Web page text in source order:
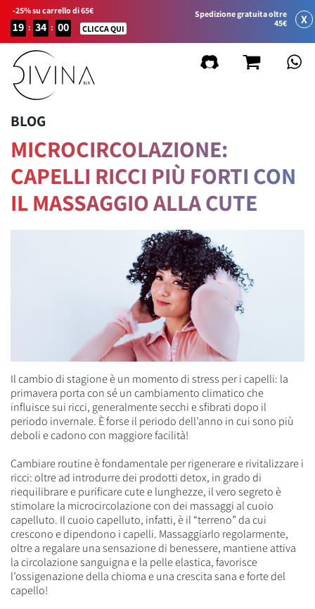
-25% su carrello di 65€
19 : 34 : 00 CLICCA QUI
Spedizione gratuita oltre
45€
X
BLOG
MICROCIRCOLAZIONE:
CAPELLI RICCI PIÙ FORTI CON
IL MASSAGGIO ALLA CUTE
Il cambio di stagione è un momento di stress per i capelli: la
primavera porta con sé un cambiamento climatico che
influisce sui ricci, generalmente secchi e sfibrati dopo il
periodo invernale. È forse il periodo dell’anno in cui sono più
deboli e cadono con maggiore facilità!
Cambiare routine è fondamentale per rigenerare e rivitalizzare i
ricci: oltre ad introdurre dei prodotti detox, in grado di
riequilibrare e purificare cute e lunghezze, il vero segreto è
stimolare la microcircolazione con dei massaggi al cuoio
capelluto. Il cuoio capelluto, infatti, è il “terreno” da cui
crescono e dipendono i capelli. Massaggiarlo regolarmente,
oltre a regalare una sensazione di benessere, mantiene attiva
la circolazione sanguigna e la pelle elastica, favorisce
l’ossigenazione della chioma e una crescita sana e forte del
capello!